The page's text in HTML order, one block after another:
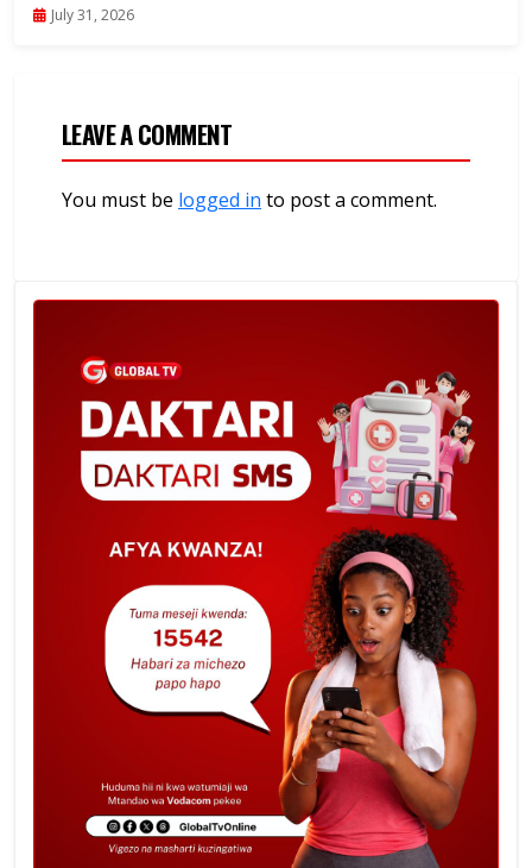
July 31, 2026
LEAVE A COMMENT
You must be logged in to post a comment.